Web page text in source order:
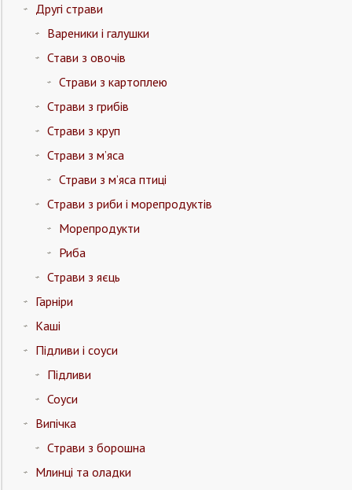
Другі страви
Вареники і галушки
Стави з овочів
Страви з картоплею
Страви з грибів
Страви з круп
Страви з м’яса
Страви з м’яса птиці
Страви з риби і морепродуктів
Морепродукти
Риба
Страви з яєць
Гарніри
Каші
Підливи і соуси
Підливи
Соуси
Випічка
Страви з борошна
Млинці та оладки